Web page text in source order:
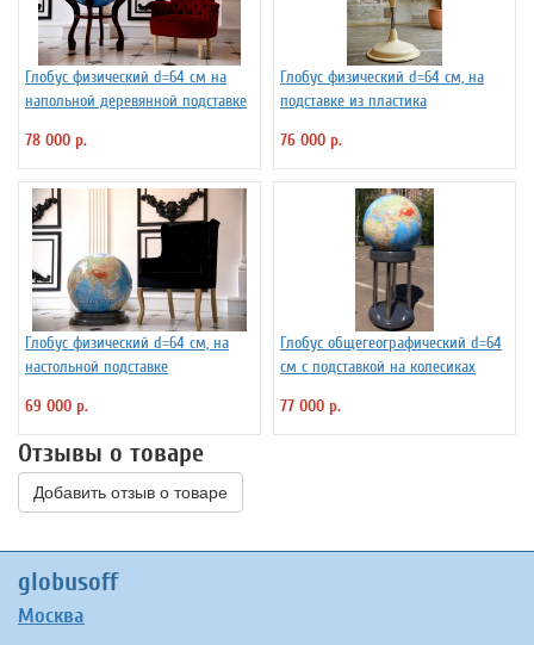
Глобус физический d=64 см на
напольной деревянной подставке
78 000 р.
Глобус физический d=64 см, на
подставке из пластика
76 000 р.
Глобус физический d=64 см, на
настольной подставке
69 000 р.
Глобус общегеографический d=64
см с подставкой на колесиках
77 000 р.
Отзывы о товаре
Добавить отзыв о товаре
globusoff
Москва